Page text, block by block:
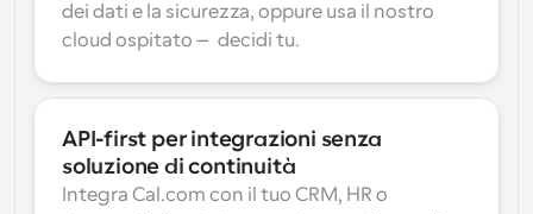
dei dati e la sicurezza, oppure usa il nostro
cloud ospitato — decidi tu.
API-first per integrazioni senza
soluzione di continuità
Integra Cal.com con il tuo CRM, HR o